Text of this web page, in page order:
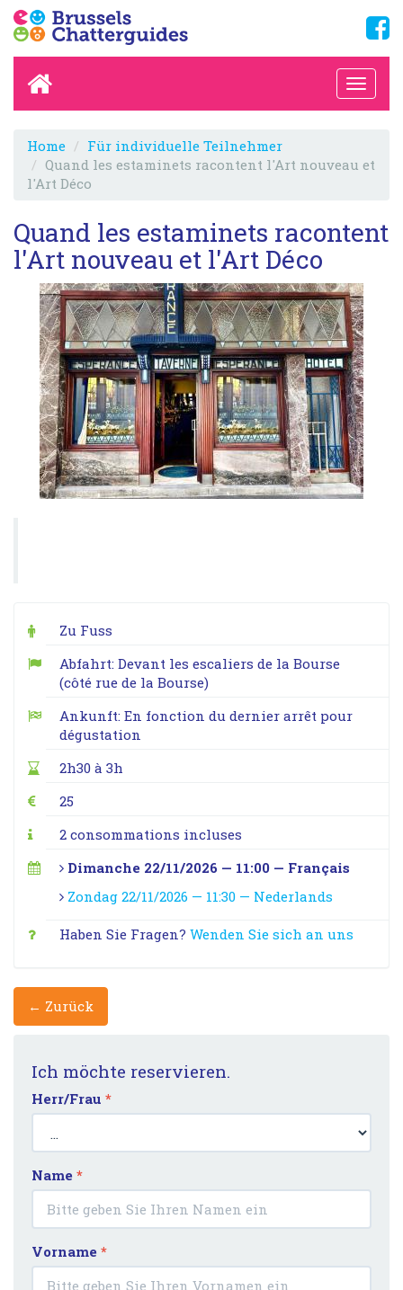
Home
Für individuelle Teilnehmer
Quand les estaminets racontent l'Art nouveau et
l'Art Déco
Quand les estaminets racontent
l'Art nouveau et l'Art Déco
Zu Fuss
Abfahrt: Devant les escaliers de la Bourse
(côté rue de la Bourse)
Ankunft: En fonction du dernier arrêt pour
dégustation
2h30 à 3h
25
2 consommations incluses
Dimanche 22/11/2026 — 11:00 — Français
Zondag 22/11/2026 — 11:30 — Nederlands
Haben Sie Fragen? Wenden Sie sich an uns
← Zurück
Ich möchte reservieren.
Herr/Frau *
Name *
Vorname *